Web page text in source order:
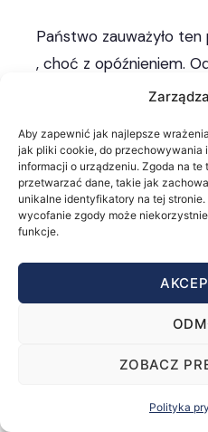
Aby zapewnić jak najlepsze
jak pliki cookie, do przechowywania
informacji o urządzeniu. Zgoda na
przetwarzać dane, takie jak
unikalne identyfikatory na tej
wycofanie zgody może
funkcje.
ZOBACZ
Polityka
Państwo zauważyło
, choć z opóźnieniem.
pełny audyt
w programie „Czyste
przez prawodawcę, że
budynku przed
będą wydawane
problemu, głęboki
OZE i nowa regulacja,
rodzaju usługi:
W tym właśnie